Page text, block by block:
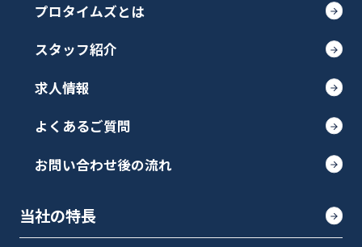
プロタイムズとは
スタッフ紹介
求人情報
よくあるご質問
お問い合わせ後の流れ
当社の特長